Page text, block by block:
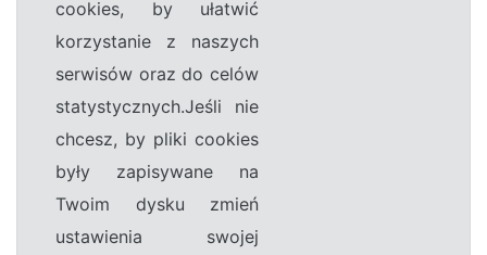
cookies, by ułatwić
korzystanie z naszych
serwisów oraz do celów
statystycznych.Jeśli nie
chcesz, by pliki cookies
były zapisywane na
Twoim dysku zmień
ustawienia swojej